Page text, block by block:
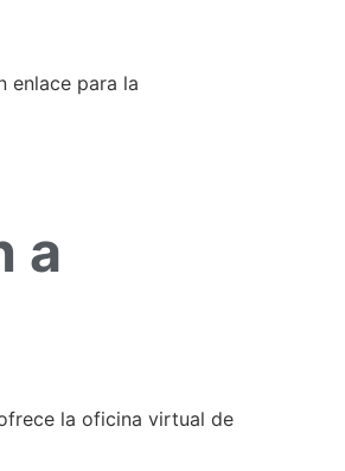
enlace para la
a
la oficina virtual de